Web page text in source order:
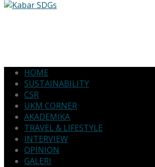
HOME
SUSTAINABILITY
CSR
UKM CORNER
AKADEMIKA
TRAVEL & LIFESTYLE
INTERVIEW
OPINION
GALERI